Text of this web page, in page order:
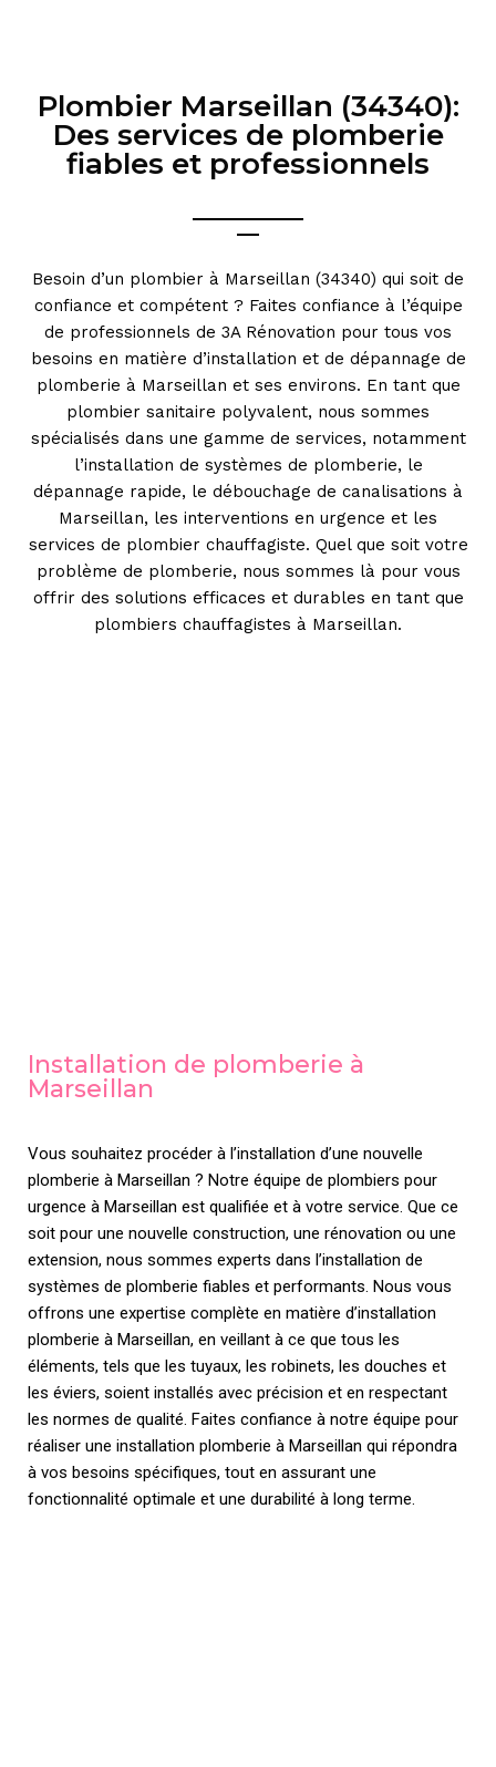
Plombier Marseillan (34340):
Des services de plomberie
fiables et professionnels
Besoin d’un plombier à Marseillan (34340) qui soit de
confiance et compétent ? Faites confiance à l’équipe
de professionnels de 3A Rénovation pour tous vos
besoins en matière d’installation et de dépannage de
plomberie à Marseillan et ses environs. En tant que
plombier sanitaire polyvalent, nous sommes
spécialisés dans une gamme de services, notamment
l’installation de systèmes de plomberie, le
dépannage rapide, le débouchage de canalisations à
Marseillan, les interventions en urgence et les
services de plombier chauffagiste. Quel que soit votre
problème de plomberie, nous sommes là pour vous
offrir des solutions efficaces et durables en tant que
plombiers chauffagistes à Marseillan.
Installation de plomberie à
Marseillan
Vous souhaitez procéder à l’installation d’une nouvelle
plomberie à Marseillan ? Notre équipe de plombiers pour
urgence à Marseillan est qualifiée et à votre service. Que ce
soit pour une nouvelle construction, une rénovation ou une
extension, nous sommes experts dans l’installation de
systèmes de plomberie fiables et performants. Nous vous
offrons une expertise complète en matière d’installation
plomberie à Marseillan, en veillant à ce que tous les
éléments, tels que les tuyaux, les robinets, les douches et
les éviers, soient installés avec précision et en respectant
les normes de qualité. Faites confiance à notre équipe pour
réaliser une installation plomberie à Marseillan qui répondra
à vos besoins spécifiques, tout en assurant une
fonctionnalité optimale et une durabilité à long terme.